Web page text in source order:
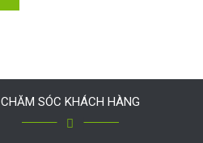
CHĂM SÓC KHÁCH HÀNG